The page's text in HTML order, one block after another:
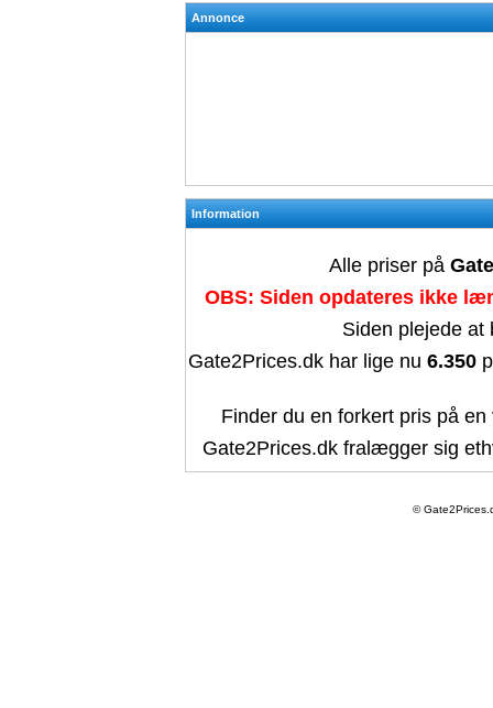
Annonce
Information
Alle priser på
OBS: Siden opdateres ikke
Siden plejede
Gate2Prices.dk har lige nu6.350
Finder du en forkert pris på
Gate2Prices.dk fralægger sig
©